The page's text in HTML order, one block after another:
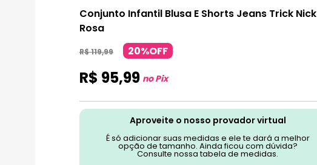
Conjunto Infantil Blusa E Shorts Jeans Trick Nick
Rosa
R$119,99 20%OFF
R$ 95,99 no Pix
Aproveite o nosso provador virtual
É só adicionar suas medidas e ele te dará a melhor
opção de tamanho. Ainda ficou com dúvida?
Consulte nossa tabela de medidas.